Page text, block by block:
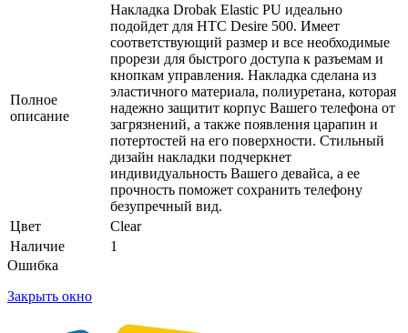
Полное
описание
Накладка Drobak Elastic PU идеально
подойдет для HTC Desire 500. Имеет
соответствующий размер и все необходимые
прорези для быстрого доступа к разъемам и
кнопкам управления. Накладка сделана из
эластичного материала, полиуретана, которая
надежно защитит корпус Вашего телефона от
загрязнений, а также появления царапин и
потертостей на его поверхности. Стильный
дизайн накладки подчеркнет
индивидуальность Вашего девайса, а ее
прочность поможет сохранить телефону
безупречный вид.
Цвет
Clear
Наличие
1
Ошибка
Закрыть окно